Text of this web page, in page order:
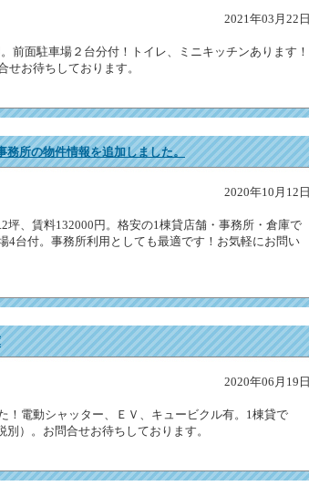
2021年03月22日
前面駐車場２台分付！トイレ、ミニキッチンあります！
せお待ちしております。
務所の物件情報を追加しました。
2020年10月12日
坪、賃料132000円。格安の1棟貸店舗・事務所・倉庫で
4台付。事務所利用としても最適です！お気軽にお問い
2020年06月19日
！電動シャッター、ＥＶ、キュービクル有。1棟貸で
別）。お問合せお待ちしております。